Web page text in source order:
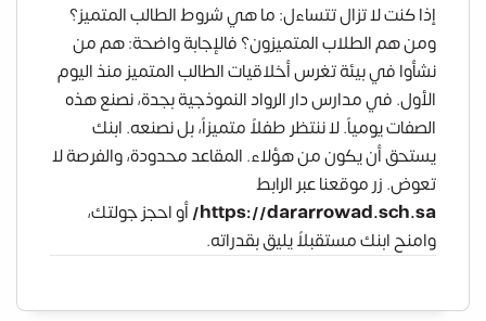
إذا كنت لا تزال تتساءل: ما هي شروط الطالب المتميز؟
ومن هم الطلاب المتميزون؟ فالإجابة واضحة: هم من
نشأوا في بيئة تغرس أخلاقيات الطالب المتميز منذ اليوم
الأول. في مدارس دار الرواد النموذجية بجدة، نصنع هذه
الصفات يومياً. لا ننتظر طفلاً متميزاً، بل نصنعه. ابنك
يستحق أن يكون من هؤلاء. المقاعد محدودة، والفرصة لا
تعوض. زر موقعنا عبر الرابط
https://dararrowad.sch.sa/ أو احجز جولتك،
وامنح ابنك مستقبلاً يليق بقدراته.